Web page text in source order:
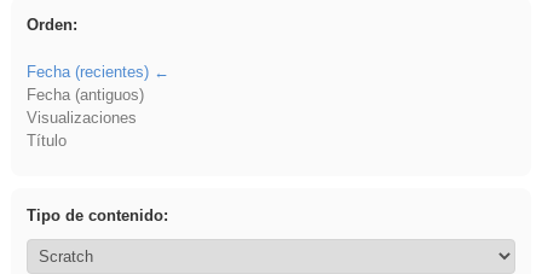
Orden:
Fecha (recientes)
Fecha (antiguos)
Visualizaciones
Título
Tipo de contenido: